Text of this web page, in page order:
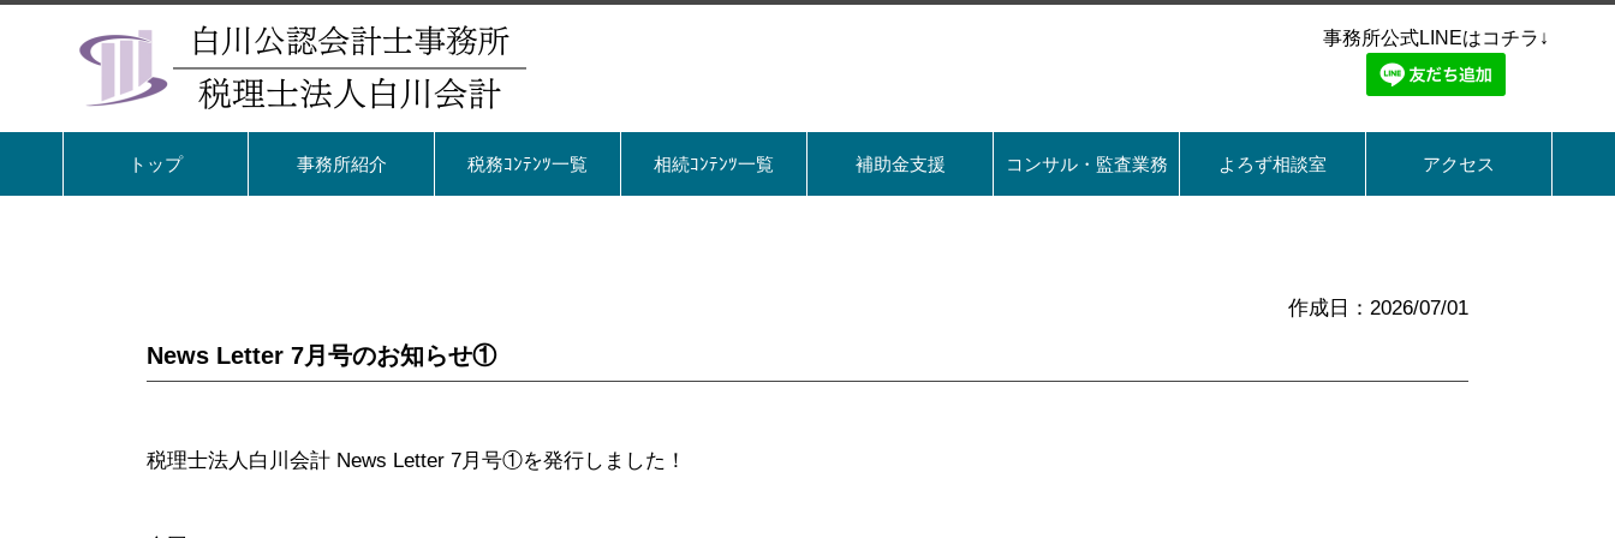
事務所公式LINEはコチラ↓
トップ 事務所紹介 税務ｺﾝﾃﾝﾂ一覧 相続ｺﾝﾃﾝﾂ一覧 補助金支援 コンサル・監査業務 よろず相談室 アクセス
作成日：2026/07/01
News Letter 7月号のお知らせ①
税理士法人白川会計 News Letter 7月号①を発行しました！